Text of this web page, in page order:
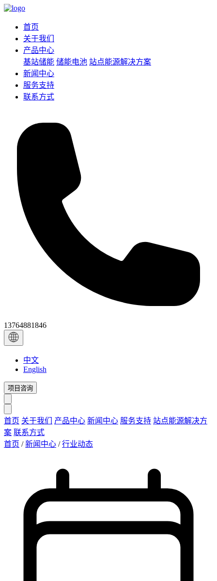
首页
关于我们
产品中心
基站储能 储能电池 站点能源解决方案
新闻中心
服务支持
联系方式
13764881846
中文
English
项目咨询
首页 关于我们 产品中心 新闻中心 服务支持 站点能源解决方
案 联系方式
首页 / 新闻中心 / 行业动态